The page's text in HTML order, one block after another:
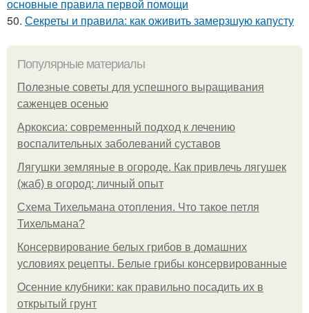
основные правила первой помощи
50. Секреты и правила: как оживить замерзшую капусту
Популярные материалы
Полезные советы для успешного выращивания
саженцев осенью
Аркоксиа: современный подход к лечению
воспалительных заболеваний суставов
Лягушки земляные в огороде. Как привлечь лягушек
(жаб) в огород: личный опыт
Схема Тихельмана отопления. Что такое петля
Тихельмана?
Консервирование белых грибов в домашних
условиях рецепты. Белые грибы консервированные
Осенние клубники: как правильно посадить их в
открытый грунт